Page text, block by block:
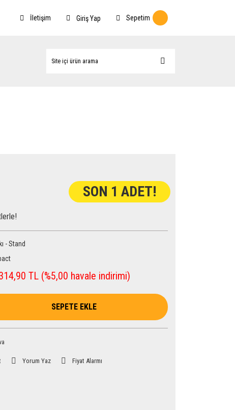
İletişim Giriş Yap Sepetim
SON 1 ADET!
- Stand
TL (%5,00 havale indirimi)
SEPETE EKLE
Yorum Yaz Fiyat Alarmı